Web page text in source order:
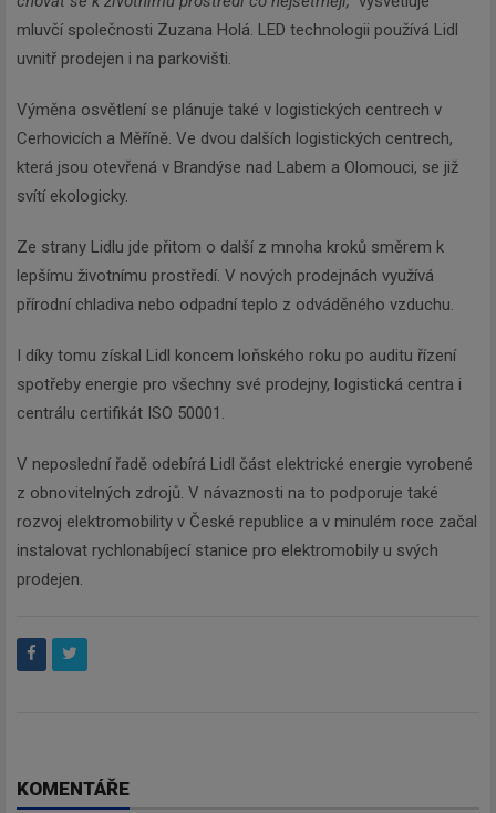
mluvčí společnosti Zuzana Holá. LED technologii používá Lidl
uvnitř prodejen i na parkovišti.
Výměna osvětlení se plánuje také v logistických centrech v
Cerhovicích a Měříně. Ve dvou dalších logistických centrech,
která jsou otevřená v Brandýse nad Labem a Olomouci, se již
svítí ekologicky.
Ze strany Lidlu jde přitom o další z mnoha kroků směrem k
lepšímu životnímu prostředí. V nových prodejnách využívá
přírodní chladiva nebo odpadní teplo z odváděného vzduchu.
I díky tomu získal Lidl koncem loňského roku po auditu řízení
spotřeby energie pro všechny své prodejny, logistická centra i
centrálu certifikát ISO 50001.
V neposlední řadě odebírá Lidl část elektrické energie vyrobené
z obnovitelných zdrojů. V návaznosti na to podporuje také
rozvoj elektromobility v České republice a v minulém roce začal
instalovat rychlonabíjecí stanice pro elektromobily u svých
prodejen.
KOMENTÁŘE